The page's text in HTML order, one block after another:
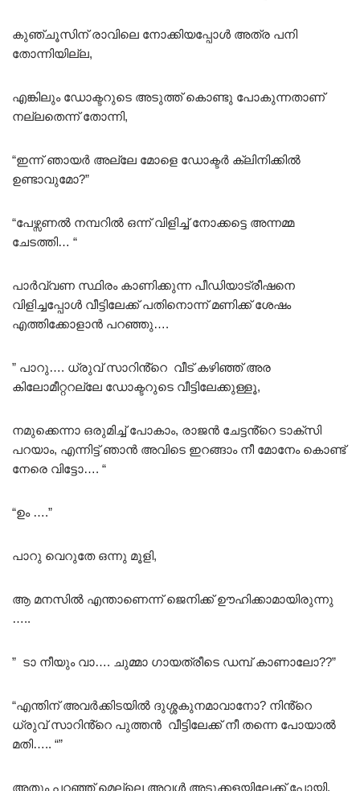
കുഞ്ചൂസിന് രാവിലെ നോക്കിയപ്പോൾ അത്ര പനി
തോന്നിയില്ല,
എങ്കിലും ഡോക്ടറുടെ അടുത്ത് കൊണ്ടു പോകുന്നതാണ്
നല്ലതെന്ന് തോന്നി,
“ഇന്ന് ഞായർ അല്ലേ മോളെ ഡോക്ടർ ക്ലിനിക്കിൽ
ഉണ്ടാവുമോ?”
“പേഴ്സണൽ നമ്പറിൽ ഒന്ന് വിളിച്ച് നോക്കട്ടെ അന്നമ്മ
ചേടത്തി… “
പാർവ്വണ സ്ഥിരം കാണിക്കുന്ന പീഡിയാട്രീഷനെ
വിളിച്ചപ്പോൾ വീട്ടിലേക്ക് പതിനൊന്ന് മണിക്ക് ശേഷം
എത്തിക്കോളാൻ പറഞ്ഞു….
” പാറു…. ധ്രുവ് സാറിൻ്റെ വീട് കഴിഞ്ഞ് അര
കിലോമീറ്ററല്ലേ ഡോക്ടറുടെ വീട്ടിലേക്കുള്ളൂ,
നമുക്കെന്നാ ഒരുമിച്ച് പോകാം, രാജൻ ചേട്ടൻ്റെ ടാക്സി
പറയാം, എന്നിട്ട് ഞാൻ അവിടെ ഇറങ്ങാം നീ മോനേം കൊണ്ട്
നേരെ വിട്ടോ…. “
“ഉം ….”
പാറു വെറുതേ ഒന്നു മൂളി,
ആ മനസിൽ എന്താണെന്ന് ജെനിക്ക് ഊഹിക്കാമായിരുന്നു
…..
” ടാ നീയും വാ…. ചുമ്മാ ഗായത്രീടെ ഡമ്പ് കാണാലോ??”
“എന്തിന് അവർക്കിടയിൽ ദുശ്ശകുനമാവാനോ? നിൻ്റെ
ധ്രുവ് സാറിൻ്റെ പുത്തൻ വീട്ടിലേക്ക് നീ തന്നെ പോയാൽ
മതി….. “”
അതും പറഞ്ഞ് മെല്ലെ അവൾ അടുക്കളയിലേക്ക് പോയി,